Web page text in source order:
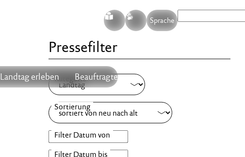
S G Sprache
Landtag erleben Beauftragte
Pressefilter